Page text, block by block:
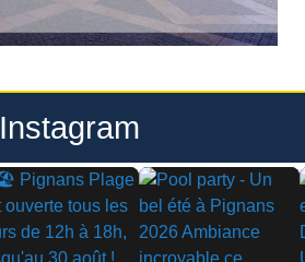
Instagram